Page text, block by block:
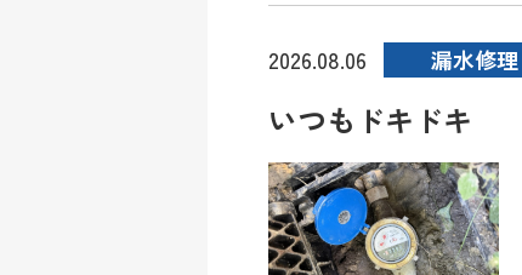
2026.08.06 漏水修理
いつもドキドキ